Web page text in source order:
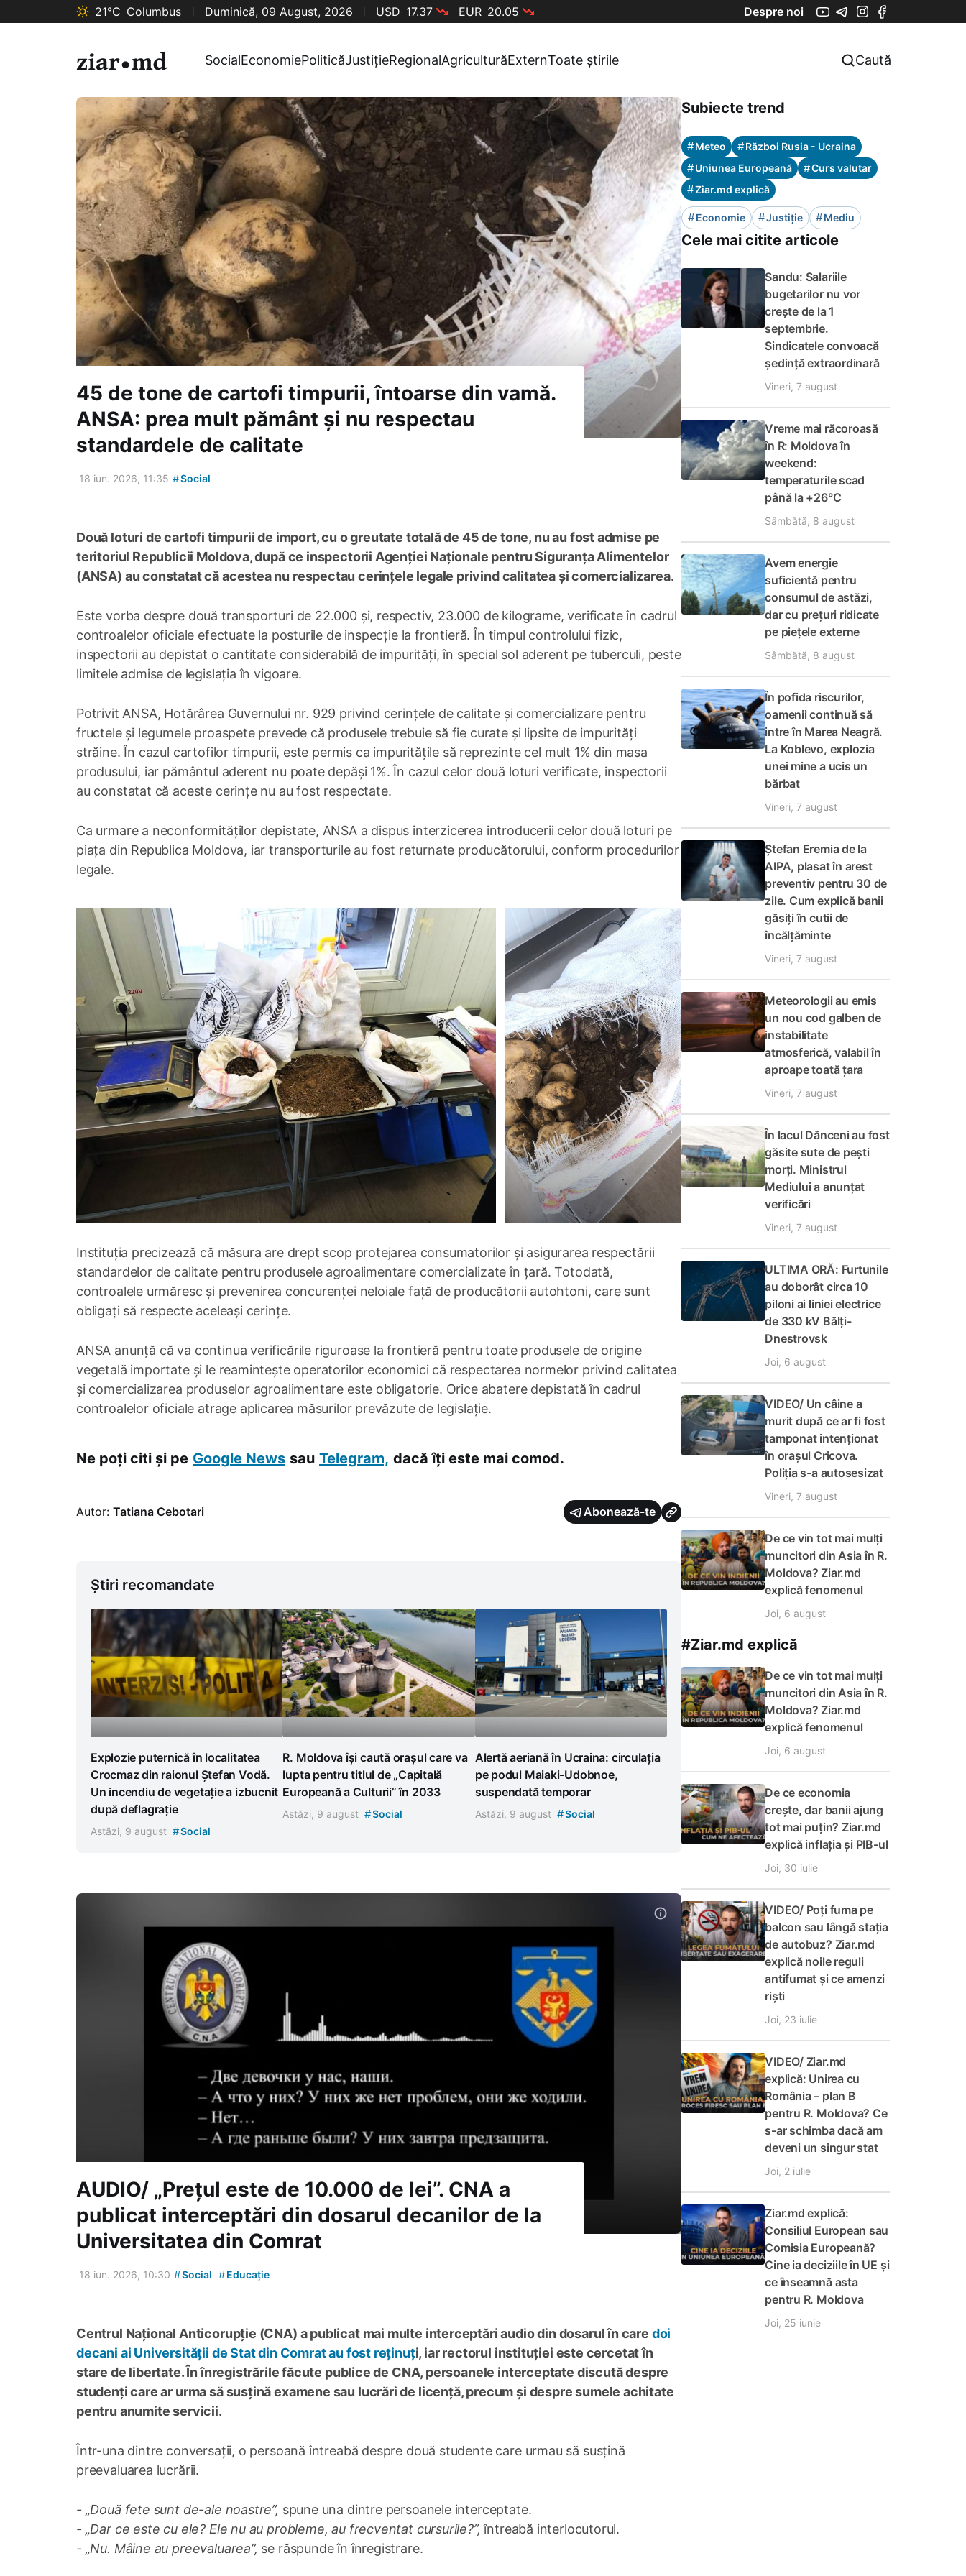
21°C Columbus Duminică, 09 August, 2026 USD 17.37 EUR 20.05 Despre noi
SocialEconomiePoliticăJustițieRegionalAgriculturăExternToate știrile Caută
45 de tone de cartofi timpurii, întoarse din vamă.
ANSA: prea mult pământ și nu respectau
standardele de calitate
18 iun. 2026, 11:35 #Social
Două loturi de cartofi timpurii de import, cu o greutate totală de 45 de tone, nu au fost admise pe
teritoriul Republicii Moldova, după ce inspectorii Agenției Naționale pentru Siguranța Alimentelor
(ANSA) au constatat că acestea nu respectau cerințele legale privind calitatea și comercializarea.
Este vorba despre două transporturi de 22.000 și, respectiv, 23.000 de kilograme, verificate în cadrul
controalelor oficiale efectuate la posturile de inspecție la frontieră. În timpul controlului fizic,
inspectorii au depistat o cantitate considerabilă de impurități, în special sol aderent pe tuberculi, peste
limitele admise de legislația în vigoare.
Potrivit ANSA, Hotărârea Guvernului nr. 929 privind cerințele de calitate și comercializare pentru
fructele și legumele proaspete prevede că produsele trebuie să fie curate și lipsite de impurități
străine. În cazul cartofilor timpurii, este permis ca impuritățile să reprezinte cel mult 1% din masa
produsului, iar pământul aderent nu poate depăși 1%. În cazul celor două loturi verificate, inspectorii
au constatat că aceste cerințe nu au fost respectate.
Ca urmare a neconformităților depistate, ANSA a dispus interzicerea introducerii celor două loturi pe
piața din Republica Moldova, iar transporturile au fost returnate producătorului, conform procedurilor
legale.
Instituția precizează că măsura are drept scop protejarea consumatorilor și asigurarea respectării
standardelor de calitate pentru produsele agroalimentare comercializate în țară. Totodată,
controalele urmăresc și prevenirea concurenței neloiale față de producătorii autohtoni, care sunt
obligați să respecte aceleași cerințe.
ANSA anunță că va continua verificările riguroase la frontieră pentru toate produsele de origine
vegetală importate și le reamintește operatorilor economici că respectarea normelor privind calitatea
și comercializarea produselor agroalimentare este obligatorie. Orice abatere depistată în cadrul
controalelor oficiale atrage aplicarea măsurilor prevăzute de legislație.
Ne poți citi și pe Google News sau Telegram, dacă îți este mai comod.
Autor: Tatiana Cebotari Abonează-te
Știri recomandate
Explozie puternică în localitatea
Crocmaz din raionul Ștefan Vodă.
Un incendiu de vegetație a izbucnit
după deflagrație
Astăzi, 9 august #Social
R. Moldova își caută orașul care va
lupta pentru titlul de „Capitală
Europeană a Culturii” în 2033
Astăzi, 9 august #Social
Alertă aeriană în Ucraina: circulația
pe podul Maiaki-Udobnoe,
suspendată temporar
Astăzi, 9 august #Social
AUDIO/ „Prețul este de 10.000 de lei”. CNA a
publicat interceptări din dosarul decanilor de la
Universitatea din Comrat
18 iun. 2026, 10:30 #Social #Educație
Centrul Național Anticorupție (CNA) a publicat mai multe interceptări audio din dosarul în care doi
decani ai Universității de Stat din Comrat au fost reținuți, iar rectorul instituției este cercetat în
stare de libertate. În înregistrările făcute publice de CNA, persoanele interceptate discută despre
studenți care ar urma să susțină examene sau lucrări de licență, precum și despre sumele achitate
pentru anumite servicii.
Într-una dintre conversații, o persoană întreabă despre două studente care urmau să susțină
preevaluarea lucrării.
- „Două fete sunt de-ale noastre”, spune una dintre persoanele interceptate.
- „Dar ce este cu ele? Ele nu au probleme, au frecventat cursurile?”, întreabă interlocutorul.
- „Nu. Mâine au preevaluarea”, se răspunde în înregistrare.
Subiecte trend
#Meteo #Război Rusia - Ucraina
#Uniunea Europeană #Curs valutar
#Ziar.md explică
#Economie #Justiție #Mediu
Cele mai citite articole
Sandu: Salariile
bugetarilor nu vor
crește de la 1
septembrie.
Sindicatele convoacă
ședință extraordinară
Vineri, 7 august
Vreme mai răcoroasă
în R: Moldova în
weekend:
temperaturile scad
până la +26°C
Sâmbătă, 8 august
Avem energie
suficientă pentru
consumul de astăzi,
dar cu prețuri ridicate
pe piețele externe
Sâmbătă, 8 august
În pofida riscurilor,
oamenii continuă să
intre în Marea Neagră.
La Koblevo, explozia
unei mine a ucis un
bărbat
Vineri, 7 august
Ștefan Eremia de la
AIPA, plasat în arest
preventiv pentru 30 de
zile. Cum explică banii
găsiți în cutii de
încălțăminte
Vineri, 7 august
Meteorologii au emis
un nou cod galben de
instabilitate
atmosferică, valabil în
aproape toată țara
Vineri, 7 august
În lacul Dănceni au fost
găsite sute de pești
morți. Ministrul
Mediului a anunțat
verificări
Vineri, 7 august
ULTIMA ORĂ: Furtunile
au doborât circa 10
piloni ai liniei electrice
de 330 kV Bălți-
Dnestrovsk
Joi, 6 august
VIDEO/ Un câine a
murit după ce ar fi fost
tamponat intenționat
în orașul Cricova.
Poliția s-a autosesizat
Vineri, 7 august
De ce vin tot mai mulți
muncitori din Asia în R.
Moldova? Ziar.md
explică fenomenul
Joi, 6 august
#Ziar.md explică
De ce vin tot mai mulți
muncitori din Asia în R.
Moldova? Ziar.md
explică fenomenul
Joi, 6 august
De ce economia
crește, dar banii ajung
tot mai puțin? Ziar.md
explică inflația și PIB-ul
Joi, 30 iulie
VIDEO/ Poți fuma pe
balcon sau lângă stația
de autobuz? Ziar.md
explică noile reguli
antifumat și ce amenzi
riști
Joi, 23 iulie
VIDEO/ Ziar.md
explică: Unirea cu
România – plan B
pentru R. Moldova? Ce
s-ar schimba dacă am
deveni un singur stat
Joi, 2 iulie
Ziar.md explică:
Consiliul European sau
Comisia Europeană?
Cine ia deciziile în UE și
ce înseamnă asta
pentru R. Moldova
Joi, 25 iunie